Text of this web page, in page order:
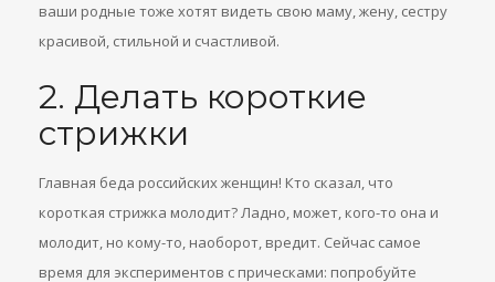
ваши родные тоже хотят видеть свою маму, жену, сестру
красивой, стильной и счастливой.
2. Делать короткие
стрижки
Главная беда российских женщин! Кто сказал, что
короткая стрижка молодит? Ладно, может, кого-то она и
молодит, но кому-то, наоборот, вредит. Сейчас самое
время для экспериментов с прическами: попробуйте